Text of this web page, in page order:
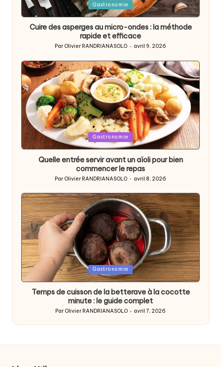
Posted
Gastronomie
Cuire des asperges au micro-ondes : la méthode
rapide et efficace
Par Olivier RANDRIANASOLO avril 9, 2026
Posted
in
Gastronomie
Quelle entrée servir avant un aïoli pour bien
commencer le repas
Posted
Par Olivier RANDRIANASOLO avril 8, 2026
Posted
Gastronomie
Temps de cuisson de la betterave à la cocotte
minute : le guide complet
Posted
by
Par Olivier RANDRIANASOLO avril 7, 2026